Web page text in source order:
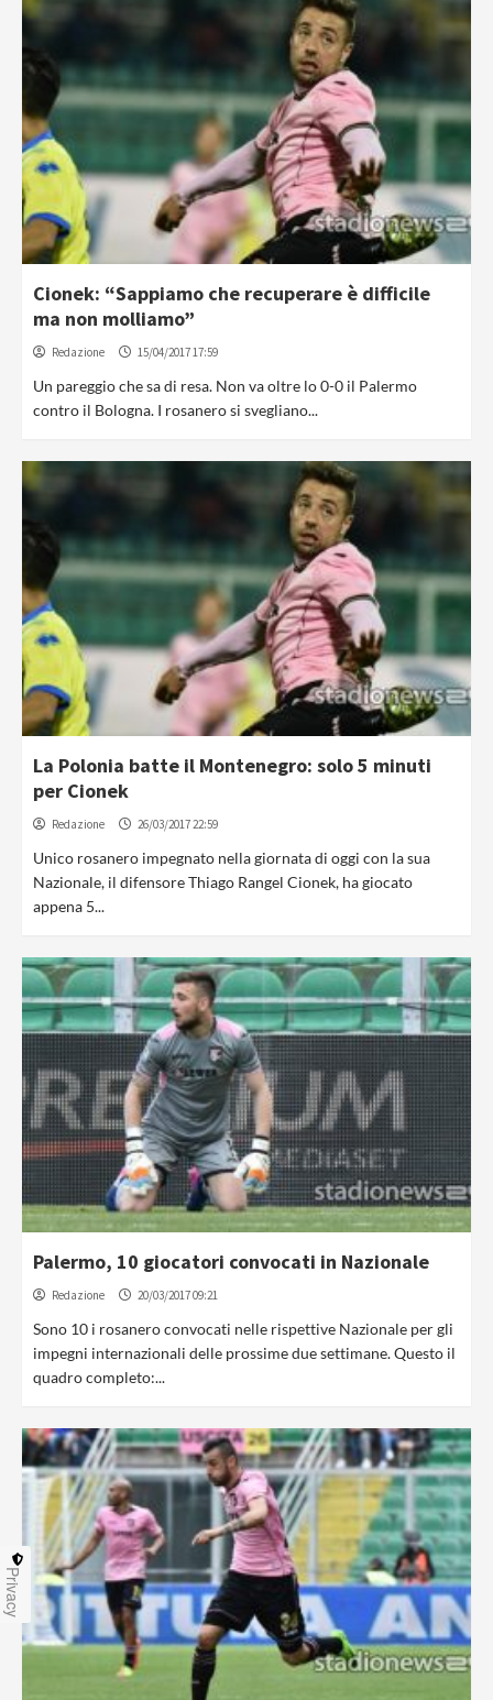
Cionek: “Sappiamo che recuperare è difficile
ma non molliamo”
Redazione 15/04/2017 17:59
Un pareggio che sa di resa. Non va oltre lo 0-0 il Palermo
contro il Bologna. I rosanero si svegliano...
La Polonia batte il Montenegro: solo 5 minuti
per Cionek
Redazione 26/03/2017 22:59
Unico rosanero impegnato nella giornata di oggi con la sua
Nazionale, il difensore Thiago Rangel Cionek, ha giocato
appena 5...
Palermo, 10 giocatori convocati in Nazionale
Redazione 20/03/2017 09:21
Sono 10 i rosanero convocati nelle rispettive Nazionale per gli
impegni internazionali delle prossime due settimane. Questo il
quadro completo:...
Privacy